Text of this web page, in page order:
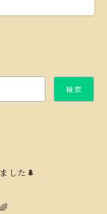
検索
した🌲